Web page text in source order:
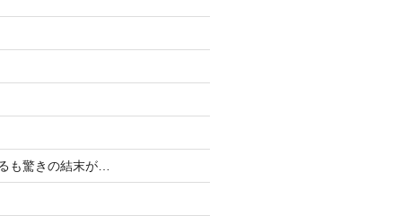
も驚きの結末が…